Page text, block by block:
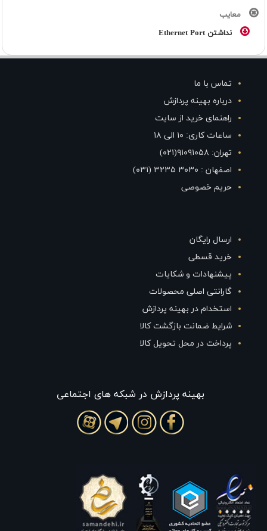
معایب
نداشتن Ethernet Port
تماس با ما
درباره بهینه پردازش
راهنمای خرید از سایت
ساعات کاری: ۱۰ الی ۱۸
تهران: ۹۱۰۹۱۰۵۸(۰۲۱)
اصفهان : ۳۰۳۰ ۳۲۳۵ (۰۳۱)
حریم خصوصی
ارسال رایگان
خرید قسطی
پیشنهادات و شکایات
گارانتی اصلی محصولات
استخدام در بهینه پردازش
شرایط ضمانت بازگشت کالا
پرداخت در محل تحویل کالا
بهينه پردازش در شبکه های اجتماعی